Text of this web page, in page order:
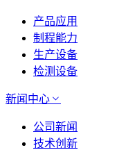
产品应用
制程能力
生产设备
检测设备
新闻中心
公司新闻
技术创新